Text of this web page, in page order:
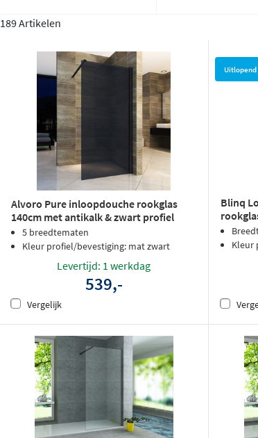
189 Artikelen
Alvoro Pure inloopdouche rookglas
140cm met antikalk & zwart profiel
5 breedtematen
Kleur profiel/bevestiging: mat zwart
Levertijd: 1 werkdag
539,-
Vergelijk
Uitlopend
Blinq
Kleur